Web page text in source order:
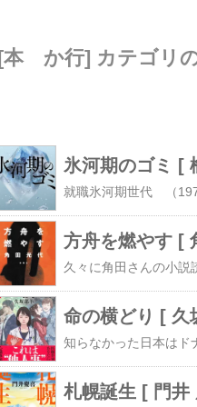
[本 か行] カテゴリ
氷河期のゴミ [
方舟を燃やす [
命の横どり [ 久
札幌誕生 [ 門井